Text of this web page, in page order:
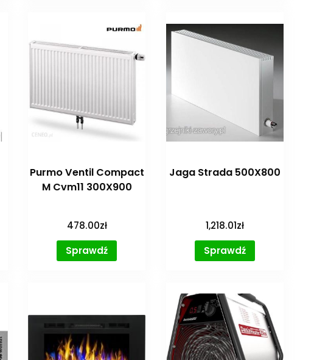
Purmo Ventil Compact
M Cvm11 300X900
478.00zł
Sprawdź
Jaga Strada 500X800
1,218.01zł
Sprawdź